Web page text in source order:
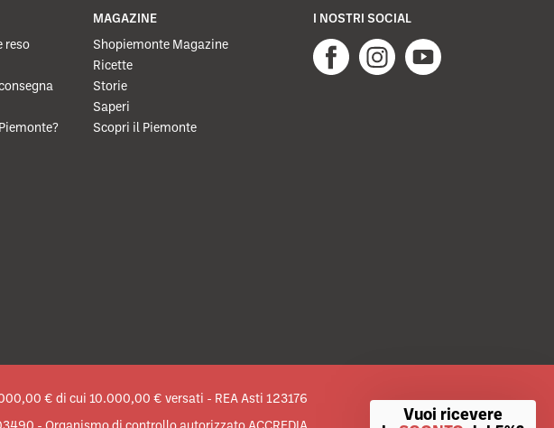
reso
MAGAZINE
Shopiemonte Magazine
Ricette
Storie
Saperi
Scopri il Piemonte
I NOSTRI SOCIAL
€ di cui 10.000,00 € versati - REA Asti 123176
Vuoi ricevere